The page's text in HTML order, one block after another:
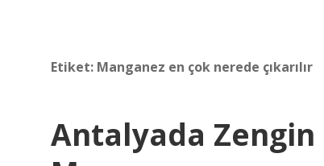
Etiket: Manganez en çok nerede çıkarılır
Antalyada